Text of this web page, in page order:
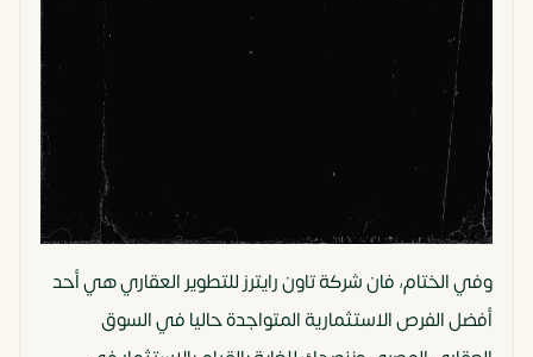
وفي الختام، فان شركة تاون رايترز للتطوير العقاري هي أحد
أفضل الفرص الاستثمارية المتواجدة حاليا في السوق